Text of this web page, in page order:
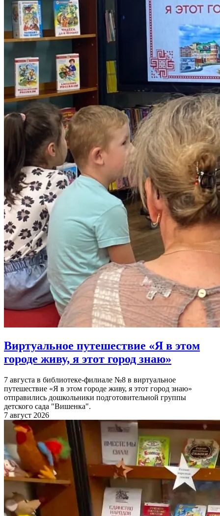
Виртуальное путешествие «Я в этом
городе живу, я этот город знаю»
7 августа в библиотеке-филиале №8 в виртуальное
путешествие «Я в этом городе живу, я этот город знаю»
отправились дошкольники подготовительной группы
детского сада "Вишенка".
7 август 2026